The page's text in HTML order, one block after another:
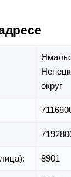
округ
8901